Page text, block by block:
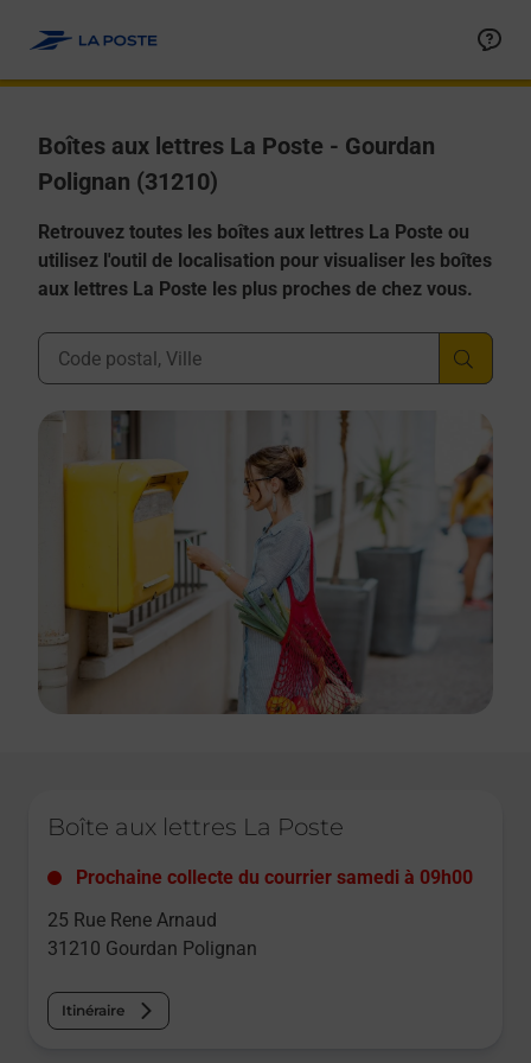
Boîtes aux lettres La Poste - Gourdan
Polignan (31210)
Retrouvez toutes les boîtes aux lettres La Poste ou
utilisez l'outil de localisation pour visualiser les boîtes
aux lettres La Poste les plus proches de chez vous.
Ville, Département, Code Postal
Boîte aux lettres La Poste
Prochaine collecte du courrier samedi à 09h00
25 Rue Rene Arnaud
31210 Gourdan Polignan
Itinéraire